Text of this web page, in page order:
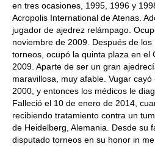
en tres ocasiones, 1995, 1996 y
Acropolis International de Atenas.
jugador de ajedrez relámpago.
noviembre de 2009. Después de
torneos, ocupó la quinta plaza en el
2009. Aparte de ser un gran
maravillosa, muy afable. Vugar
2000, y entonces los médicos le
Falleció el 10 de enero de 2014,
recibiendo tratamiento contra un
de Heidelberg, Alemania. Desde su
disputado torneos en su honor in